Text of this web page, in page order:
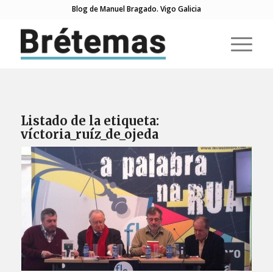
Blog de Manuel Bragado. Vigo Galicia
Listado de la etiqueta:
víctoria_ruíz_de_ojeda